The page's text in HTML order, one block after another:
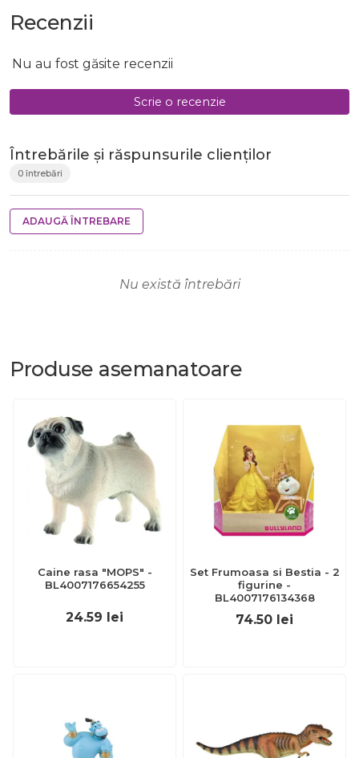
Recenzii
Nu au fost găsite recenzii
Scrie o recenzie
Întrebările și răspunsurile clienților
0 întrebări
ADAUGĂ ÎNTREBARE
Nu există întrebări
Produse asemanatoare
Caine rasa "MOPS" -
BL4007176654255
24.59 lei
Set Frumoasa si Bestia - 2
figurine -
BL4007176134368
74.50 lei